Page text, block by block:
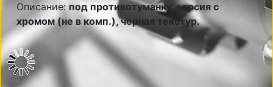
Описание: под противотуманку, версия с
хромом (не в комп.), черная текстур.